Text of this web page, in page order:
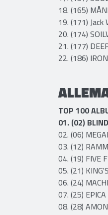
16. (155)
17. (157)
18. (165)
19. (171)
20. (174)
TOP 100
01. (02)
02. (06)
03. (12)
04. (19) FIVE
05. (21)
06. (24)